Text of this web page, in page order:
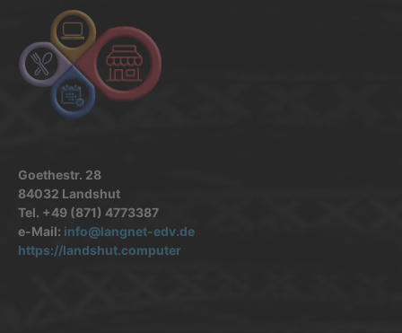
Goethestr. 28
84032 Landshut
Tel. +49 (871) 4773387
e-Mail: info@langnet-edv.de
https://landshut.computer